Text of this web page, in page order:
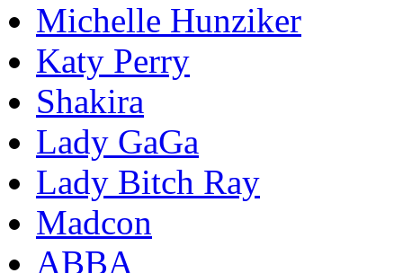
Michelle Hunziker
Katy Perry
Shakira
Lady GaGa
Lady Bitch Ray
Madcon
ABBA